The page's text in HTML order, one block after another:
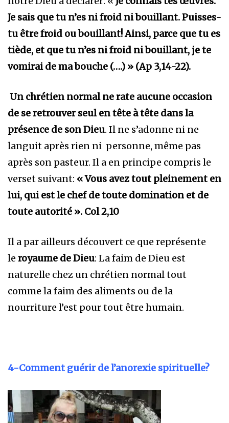
Je sais que tu n’es ni froid ni bouillant. Puisses-
tu être froid ou bouillant! Ainsi, parce que tu es
tiède, et que tu n’es ni froid ni bouillant, je te
vomirai de ma bouche (….) » (Ap 3,14-22).
Un chrétien normal ne rate aucune occasion
de se retrouver seul en tête à tête dans la
présence de son Dieu. Il ne s’adonne ni ne
languit après rien ni personne, même pas
après son pasteur. Il a en principe compris le
verset suivant: « Vous avez tout pleinement en
lui, qui est le chef de toute domination et de
toute autorité ». Col 2,10
Il a par ailleurs découvert ce que représente
le royaume de Dieu: La faim de Dieu est
naturelle chez un chrétien normal tout
comme la faim des aliments ou de la
nourriture l’est pour tout être humain.
4-Comment guérir de l’anorexie spirituelle?